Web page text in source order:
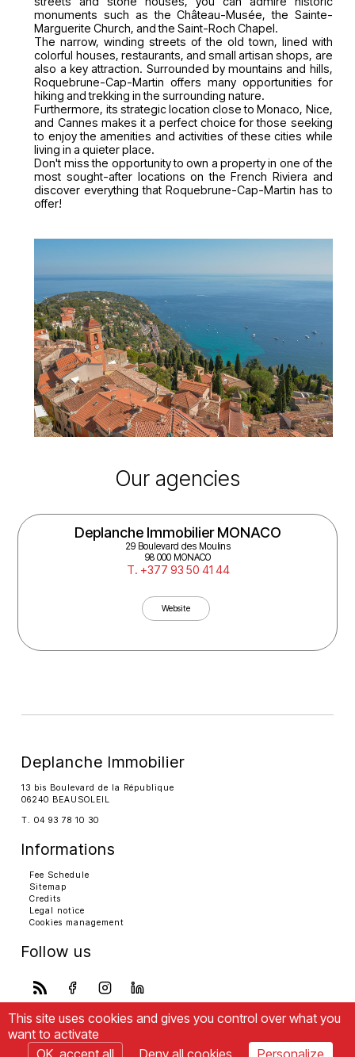
monuments such as the Château-Musée, the Sainte-
Marguerite Church, and the Saint-Roch Chapel.
The narrow, winding streets of the old town, lined with
colorful houses, restaurants, and small artisan shops, are
also a key attraction. Surrounded by mountains and hills,
Roquebrune-Cap-Martin offers many opportunities for
hiking and trekking in the surrounding nature.
Furthermore, its strategic location close to Monaco, Nice,
and Cannes makes it a perfect choice for those seeking
to enjoy the amenities and activities of these cities while
living in a quieter place.
Don't miss the opportunity to own a property in one of the
most sought-after locations on the French Riviera and
discover everything that Roquebrune-Cap-Martin has to
offer!
Our agencies
Deplanche Immobilier MONACO
29 Boulevard des Moulins
98 000 MONACO
T. +377 93 50 41 44
Website
Deplanche Immobilier
13 bis Boulevard de la République
06240 BEAUSOLEIL
T. 04 93 78 10 30
Informations
Fee Schedule
Sitemap
Credits
Legal notice
Cookies management
Follow us
This site uses cookies and gives you control over what you
want to activate
OK, accept all
Deny all cookies Personalize